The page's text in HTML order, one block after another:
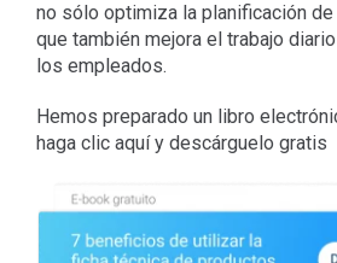
no sólo optimiza la planificación
que también mejora el trabajo
los empleados.
Hemos preparado un libro
haga clic aquí y descárguelo gratis